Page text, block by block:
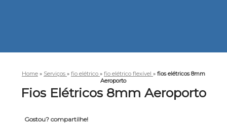
Home » Serviços » fio elétrico » fio elétrico flexível » fios elétricos 8mm
Aeroporto
Fios Elétricos 8mm Aeroporto
Gostou? compartilhe!